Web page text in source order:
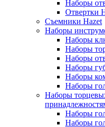
Наборы
Отвертки
Съемники Hazet
Наборы
Наборы
Наборы
Наборы
Наборы
Наборы
Наборы
Наборы
Наборы
Наборы